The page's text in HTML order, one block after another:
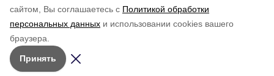
сайтом, Вы соглашаетесь с Политикой обработки
персональных данных и использовании cookies вашего
браузера.
Принять
по оценке
5